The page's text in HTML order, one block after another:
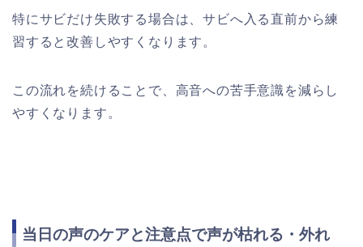
特にサビだけ失敗する場合は、サビへ入る直前から練
習すると改善しやすくなります。
この流れを続けることで、高音への苦手意識を減らし
やすくなります。
当日の声のケアと注意点で声が枯れる・外れ